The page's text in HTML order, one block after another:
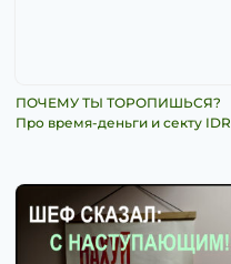
ПОЧЕМУ ТЫ ТОРОПИШЬСЯ?
Про время-деньги и секту IDR